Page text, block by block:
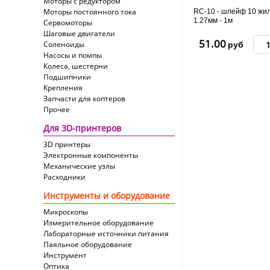
Моторы постоянного тока
Сервомоторы
Шаговые двигатели
Соленоиды
Насосы и помпы
Колеса, шестерни
Подшипники
Крепления
Запчасти для коптеров
Прочее
Для 3D-принтеров
3D принтеры
Электронные компоненты
Механические узлы
Расходники
Инструменты и оборудование
Микроскопы
Измерительное оборудование
Лабораторные источники питания
Паяльное оборудование
Инструмент
Оптика
RC-10 - шлейф 10
1.27мм - 1м
51.00 руб